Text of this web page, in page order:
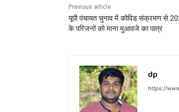
Previous article
यूपी पंचायत चुनाव में कोविड संक्रमण से
के परिजनों को माना मुआवजे का पात्र
dp
https://